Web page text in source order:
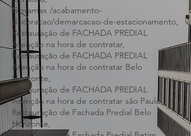
Materiais adequados para restauração de
fachadas,
Obramax /acabamento-
decoracao/demarcacao-de-estacionamento,
Restauração de FACHADA PREDIAL
Atenção na hora de contratar,
Restauração de FACHADA PREDIAL
Atenção na hora de contratar Belo
Horizonte,
Restauração de FACHADA PREDIAL
Atenção na hora de contratar são Paulo,